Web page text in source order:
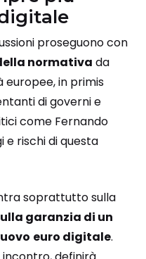
proseguono con
normativa da
in primis
di governi e
come Fernando
e rischi di questa
soprattutto sulla
garanzia di un
euro digitale.